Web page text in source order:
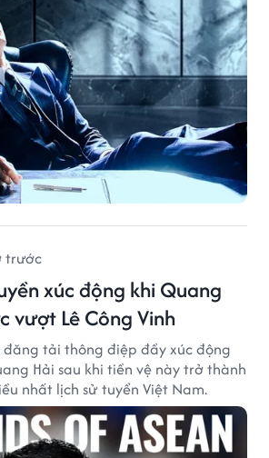
trước
xúc động khi Quang
vượt Lê Công Vinh
đăng tải thông điệp đầy xúc động
Hải sau khi tiền vệ này trở thành
nhất lịch sử tuyển Việt Nam.